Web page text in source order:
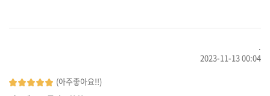
.
2023-11-13 00:04
(아주좋아요!!)